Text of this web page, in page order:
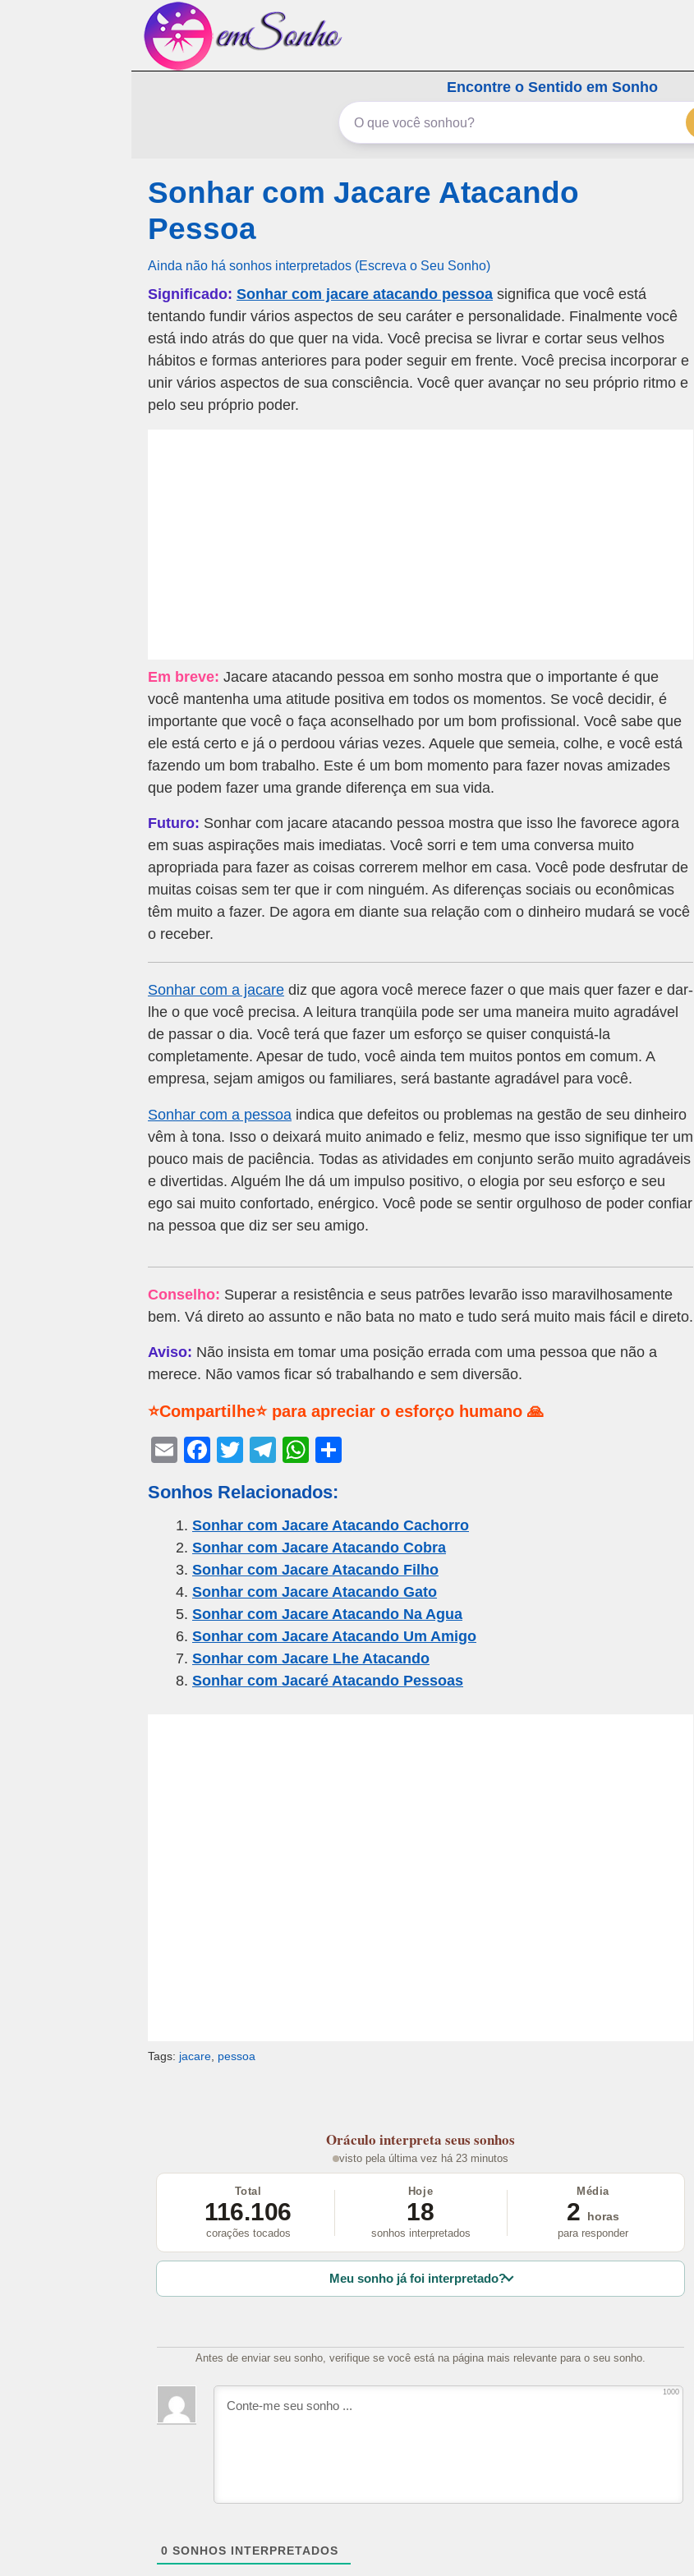
Encontre o Sentido em Sonho
Sonhar com Jacare Atacando
Pessoa
Ainda não há sonhos interpretados (Escreva o Seu Sonho)
Significado: Sonhar com jacare atacando pessoa significa que você está
tentando fundir vários aspectos de seu caráter e personalidade. Finalmente você
está indo atrás do que quer na vida. Você precisa se livrar e cortar seus velhos
hábitos e formas anteriores para poder seguir em frente. Você precisa incorporar e
unir vários aspectos de sua consciência. Você quer avançar no seu próprio ritmo e
pelo seu próprio poder.
Em breve: Jacare atacando pessoa em sonho mostra que o importante é que
você mantenha uma atitude positiva em todos os momentos. Se você decidir, é
importante que você o faça aconselhado por um bom profissional. Você sabe que
ele está certo e já o perdoou várias vezes. Aquele que semeia, colhe, e você está
fazendo um bom trabalho. Este é um bom momento para fazer novas amizades
que podem fazer uma grande diferença em sua vida.
Futuro: Sonhar com jacare atacando pessoa mostra que isso lhe favorece agora
em suas aspirações mais imediatas. Você sorri e tem uma conversa muito
apropriada para fazer as coisas correrem melhor em casa. Você pode desfrutar de
muitas coisas sem ter que ir com ninguém. As diferenças sociais ou econômicas
têm muito a fazer. De agora em diante sua relação com o dinheiro mudará se você
o receber.
Sonhar com a jacare diz que agora você merece fazer o que mais quer fazer e dar-
lhe o que você precisa. A leitura tranqüila pode ser uma maneira muito agradável
de passar o dia. Você terá que fazer um esforço se quiser conquistá-la
completamente. Apesar de tudo, você ainda tem muitos pontos em comum. A
empresa, sejam amigos ou familiares, será bastante agradável para você.
Sonhar com a pessoa indica que defeitos ou problemas na gestão de seu dinheiro
vêm à tona. Isso o deixará muito animado e feliz, mesmo que isso signifique ter um
pouco mais de paciência. Todas as atividades em conjunto serão muito agradáveis
e divertidas. Alguém lhe dá um impulso positivo, o elogia por seu esforço e seu
ego sai muito confortado, enérgico. Você pode se sentir orgulhoso de poder confiar
na pessoa que diz ser seu amigo.
Conselho: Superar a resistência e seus patrões levarão isso maravilhosamente
bem. Vá direto ao assunto e não bata no mato e tudo será muito mais fácil e direto.
Aviso: Não insista em tomar uma posição errada com uma pessoa que não a
merece. Não vamos ficar só trabalhando e sem diversão.
⭐Compartilhe⭐ para apreciar o esforço humano 🙏
E
ail
F
c
e
b
o
o
k
T
tt
er
T
e
gr
a
m
W
at
s
A
p
p
e
Sonhos Relacionados:
Sonhar com Jacare Atacando Cachorro
Sonhar com Jacare Atacando Cobra
Sonhar com Jacare Atacando Filho
Sonhar com Jacare Atacando Gato
Sonhar com Jacare Atacando Na Agua
Sonhar com Jacare Atacando Um Amigo
Sonhar com Jacare Lhe Atacando
Sonhar com Jacaré Atacando Pessoas
Tags: jacare pessoa
Oráculo interpreta seus sonhos
visto pela última vez há 23 minutos
Total
116.106
corações tocados
Hoje
18
sonhos interpretados
Média
2
horas
para responder
Meu sonho já foi interpretado?
Antes de enviar seu sonho, verifique se você está na página mais relevante para o seu sonho.
1000
0 SONHOS INTERPRETADOS